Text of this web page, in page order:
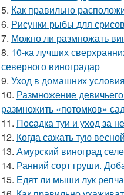
5. Как правильно
6. Рисунки рыбы для
7. Можно ли размножать
8. 10-ка лучших
северного виноградар
9. Уход в домашних
10. Размножение
размножить «потомков»
11. Посадка туи и уход за
12. Когда сажать тую
13. Амурский виноград
14. Ранний сорт груши.
15. Едят ли мыши лук